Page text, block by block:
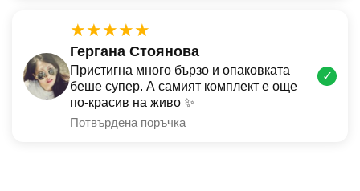
★★★★★
Гергана Стоянова
Пристигна много бързо и опаковката
беше супер. А самият комплект е още
по-красив на живо ✨
Потвърдена поръчка
✓